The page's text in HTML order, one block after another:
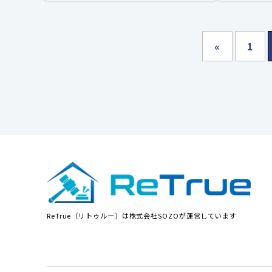
« 1
ReTrue（リトゥルー）は株式会社SOZOが運営しています